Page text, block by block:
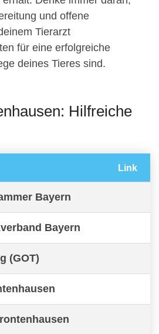
und offene
Tierarzt
für eine erfolgreiche
deines Tieres sind.
Hilfreiche
Link
Bayern
Bayern
(GOT)